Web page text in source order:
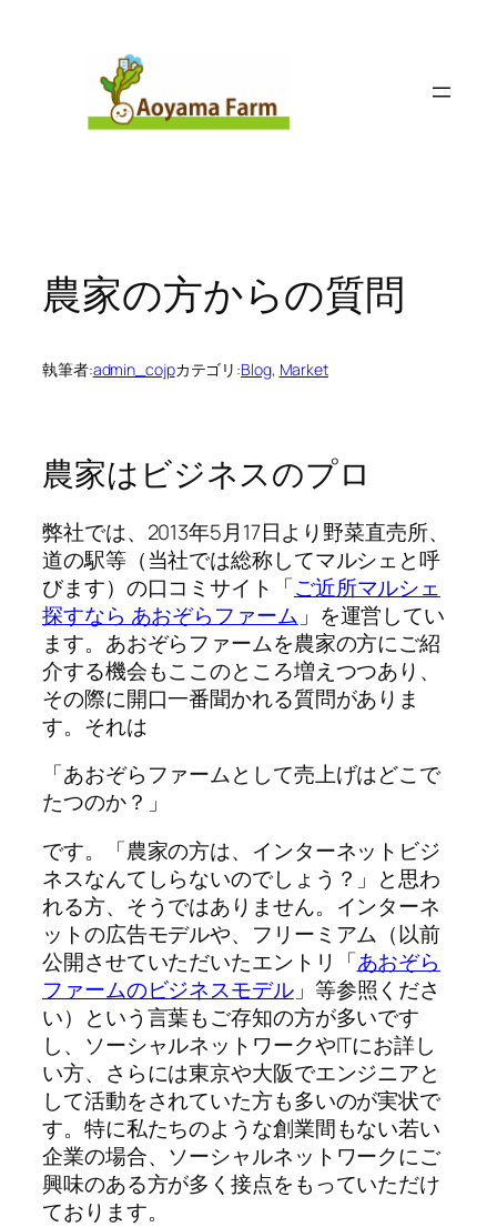
農家の方からの質問
執筆者:admin_cojpカテゴリ:Blog, Market
農家はビジネスのプロ
弊社では、2013年5月17日より野菜直売所、
道の駅等（当社では総称してマルシェと呼
びます）の口コミサイト「ご近所マルシェ
探すなら あおぞらファーム 」を運営してい
ます。あおぞらファームを農家の方にご紹
介する機会もここのところ増えつつあり、
その際に開口一番聞かれる質問がありま
す。それは
「あおぞらファームとして売上げはどこで
たつのか？」
です。「農家の方は、インターネットビジ
ネスなんてしらないのでしょう？」と思わ
れる方、そうではありません。インターネ
ットの広告モデルや、フリーミアム（以前
公開させていただいたエントリ「あおぞら
ファームのビジネスモデル」等参照くださ
い）という言葉もご存知の方が多いです
し、ソーシャルネットワークやITにお詳し
い方、さらには東京や大阪でエンジニアと
して活動をされていた方も多いのが実状で
す。特に私たちのような創業間もない若い
企業の場合、ソーシャルネットワークにご
興味のある方が多く接点をもっていただけ
ております。